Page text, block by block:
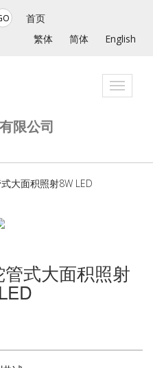
首页
繁体
简体 English
Toggle
限公司
大面积照射8W LED
式大面积照射